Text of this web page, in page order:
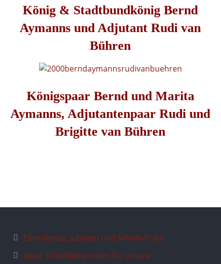
König & Stadtbundkönig Bernd
Aymanns und Adjutant Rudi van
Bühren
Königspaar Bernd und Marita
Aymanns, Adjutantenpaar Rudi und
Brigitte van Bühren
Ehrenkreuz, Jubiläen und MÄNN-Pokal:
Neue Schießleiterinnen für unsere